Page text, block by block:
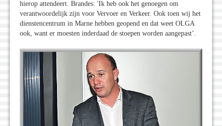
hierop attendeert. Brandes: 'Ik heb ook het genoegen om
verantwoordelijk zijn voor Vervoer en Verkeer. Ook toen wij het
dienstencentrum in Marne hebben geopend en dat weet OLGA
ook, want er moesten inderdaad de stoepen worden aangepast’.